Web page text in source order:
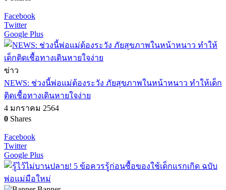
Facebook
Twitter
Google Plus
ข่าว
NEWS: ช่วงนี้พ่อแม่ต้องระวัง ภัยสุขภาพในหน้าหนาว ทำให้เด็ก
ติดเชื้อทางเดินหายใจง่าย
4 มกราคม 2564
0 Shares
Facebook
Twitter
Google Plus